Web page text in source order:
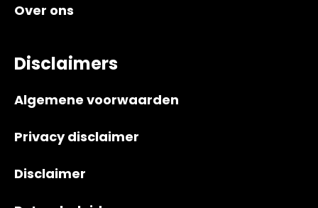
Over ons
Disclaimers
Algemene voorwaarden
Privacy disclaimer
Disclaimer